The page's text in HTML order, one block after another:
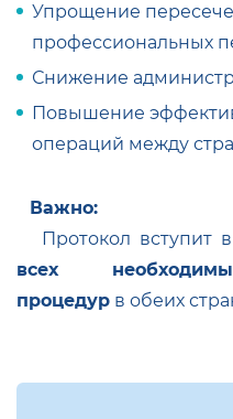
Упрощение
профессиональных
Снижение
Повышение
операций между
Важно:
Протокол вступит
всех
процедур в обеих